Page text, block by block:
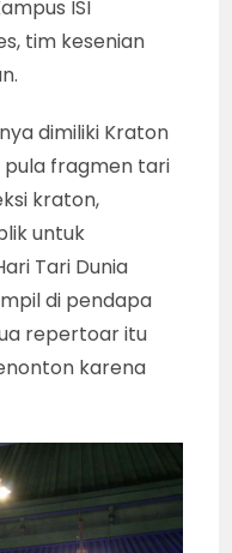
ISI
tim kesenian
dimiliki Kraton
fragmen tari
kraton,
untuk
Tari Dunia
di pendapa
repertoar itu
karena